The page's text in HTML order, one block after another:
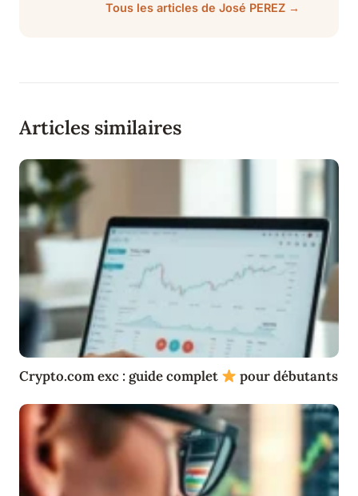
Tous les articles de José PEREZ →
Articles similaires
Crypto.com exc : guide complet pour débutants